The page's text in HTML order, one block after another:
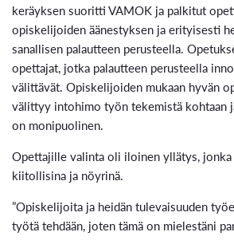
keräyksen suoritti VAMOK ja palkitut
opiskelijoiden äänestyksen ja erityisesti
sanallisen palautteen perusteella.
opettajat, jotka palautteen perusteella
välittävät. Opiskelijoiden mukaan hyvän
välittyy intohimo työn tekemistä kohtaan
on monipuolinen.
Opettajille valinta oli iloinen yllätys,
kiitollisina ja nöyrinä.
”Opiskelijoita ja heidän tulevaisuuden
työtä tehdään, joten tämä on mielestäni